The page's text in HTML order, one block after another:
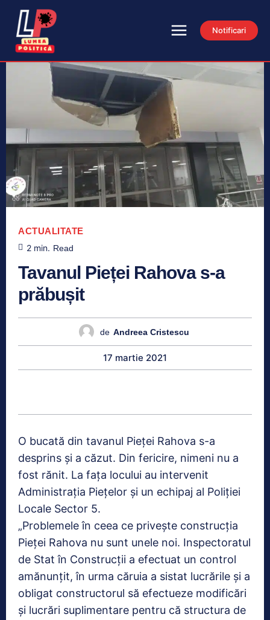
Notificari
ACTUALITATE
2 min. Read
Tavanul Pieței Rahova s-a
prăbușit
de Andreea Cristescu
17 martie 2021
O bucată din tavanul Pieței Rahova s-a
desprins și a căzut. Din fericire, nimeni nu a
fost rănit. La fața locului au intervenit
Administrația Piețelor și un echipaj al Poliției
Locale Sector 5.
„Problemele în ceea ce privește construcția
Pieței Rahova nu sunt unele noi. Inspectoratul
de Stat în Construcții a efectuat un control
amănunțit, în urma căruia a sistat lucrările și a
obligat constructorul să efectueze modificări
și lucrări suplimentare pentru că structura de